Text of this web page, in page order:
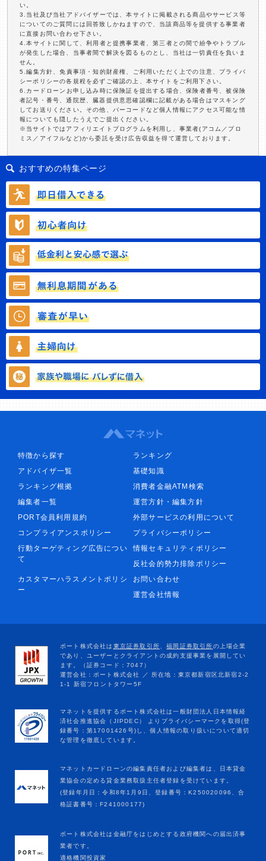
い。
3.当社及び当社アドバイザーでは、本サイトに掲載される商品やサービス等
についてのご質問には回答致しかねますので、当該商品等を提供する事業者
に直接お問い合わせ下さい。
4.本サイトに関して、利用者と提携事業者、第三者との間で紛争やトラブル
が発生した場合、当事者間で解決を図るものとし、当社は一切責任を負いま
せん。
5.編集方針、免責事項・知的財産権、ご利用いただく上での注意、プライバ
シーポリシーの各規程を必ずご確認の上、本サイトをご利用下さい。
6.カードローンお申し込み時に保険証を提出する場合、保険者番号、被保険
者記号・番号、通院歴、臓器提供意思確認欄に記載がある場合はマスキング
してお送りください。その他、バーコードなど個人情報にアクセス可能な情
報についても隠したうえでご提出ください。
※当サイトではアフィリエイトプログラムを利用し、事業者(アコム／プロ
ミス／アイフルなど)から委託を受け広告収益を得て運営しております。
おすすめの特集ページ
特徴から探す
ランキング
アドバイザ一覧
基礎知識
ランキング根拠
消費者金融ATM検索
編集者一覧
運営方針・編集方針
PORT会員利用規約
外部サービスの利用について
コンプライアンスポリシー
プライバシーポリシー
行動ターゲティング広告につい
て
情報セキュリティポリシー
反社会的勢力排除ポリシー
カスタマーハラスメントポリシ
ー
お問い合わせ
運営会社情報
マネットカードローンの編集責任者および編集者は、日本貸金
業協会の定める貸金業務取扱主任者登録を受けています。
(登録年月日：令和8年1月9日、登録番号：K250020096、合
格証書番号：F241000177)
ポート株式会社は金融庁をはじめとする政府機関への届出済事
業者です。
適格機関投資家